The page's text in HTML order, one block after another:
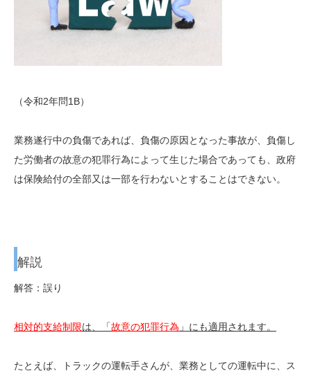
（令和2年問1B）
業務遂行中の負傷であれば、負傷の原因となった事故が、負傷し
た労働者の故意の犯罪行為によって生じた場合であっても、政府
は保険給付の全部又は一部を行わないとすることはできない。
解説
解答：誤り
相対的支給制限は、「故意の犯罪行為 」にも適用されます。
たとえば、トラックの運転手さんが、業務としての運転中に、ス